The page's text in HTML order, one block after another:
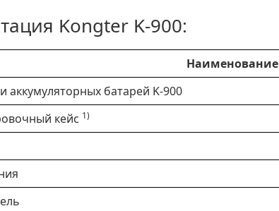
Kongter K-900:
Наименование
аккумуляторных батарей K-900
кейс 1)